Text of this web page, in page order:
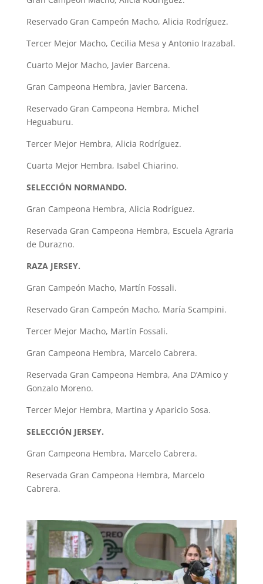
Reservado Gran Campeón Macho, Alicia Rodríguez.
Tercer Mejor Macho, Cecilia Mesa y Antonio Irazabal.
Cuarto Mejor Macho, Javier Barcena.
Gran Campeona Hembra, Javier Barcena.
Reservado Gran Campeona Hembra, Michel
Heguaburu.
Tercer Mejor Hembra, Alicia Rodríguez.
Cuarta Mejor Hembra, Isabel Chiarino.
SELECCIÓN NORMANDO.
Gran Campeona Hembra, Alicia Rodríguez.
Reservada Gran Campeona Hembra, Escuela Agraria
de Durazno.
RAZA JERSEY.
Gran Campeón Macho, Martín Fossali.
Reservado Gran Campeón Macho, María Scampini.
Tercer Mejor Macho, Martín Fossali.
Gran Campeona Hembra, Marcelo Cabrera.
Reservada Gran Campeona Hembra, Ana D’Amico y
Gonzalo Moreno.
Tercer Mejor Hembra, Martina y Aparicio Sosa.
SELECCIÓN JERSEY.
Gran Campeona Hembra, Marcelo Cabrera.
Reservada Gran Campeona Hembra, Marcelo
Cabrera.